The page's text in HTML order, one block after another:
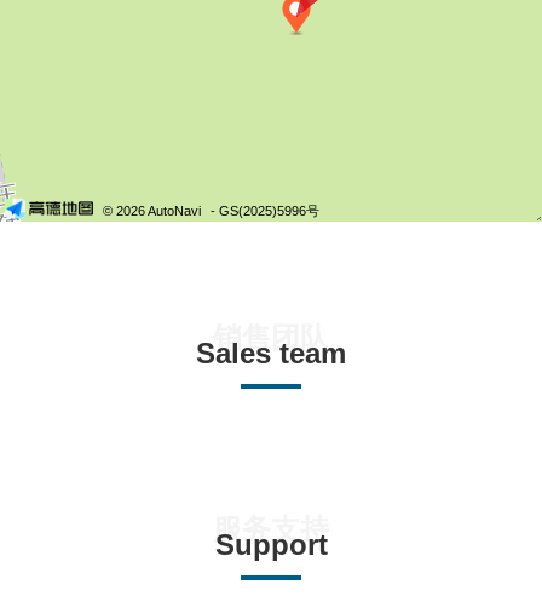
© 2026 AutoNavi - GS(2025)5996号
Sales team
销售团队
Support
服务支持